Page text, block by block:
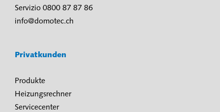
Servizio 0800 87 87 86
info@domotec.ch
Privatkunden
Produkte
Heizungsrechner
Servicecenter